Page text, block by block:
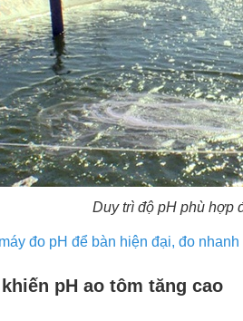
Duy trì độ pH phù hợp
đo pH để bàn hiện đại, đo
pH ao tôm tăng cao